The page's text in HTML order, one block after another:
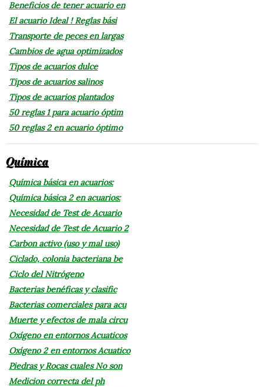
Beneficios de tener acuario en
El acuario Ideal ! Reglas bási
Transporte de peces en largas
Cambios de agua optimizados
Tipos de acuarios dulce
Tipos de acuarios salinos
Tipos de acuarios plantados
50 reglas 1 para acuario óptim
50 reglas 2 en acuario óptimo
Química
Química básica en acuarios:
Química básica 2 en acuarios:
Necesidad de Test de Acuario
Necesidad de Test de Acuario 2
Carbon activo (uso y mal uso)
Ciclado, colonia bacteriana be
Ciclo del Nitrógeno
Bacterias benéficas y clasific
Bacterias comerciales para acu
Muerte y efectos de mala circu
Oxígeno en entornos Acuaticos
Oxígeno 2 en entornos Acuatico
Piedras y Rocas cuales No son
Medicion correcta del ph